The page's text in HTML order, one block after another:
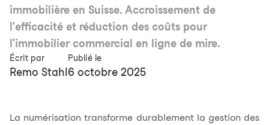
immobilière en Suisse. Accroissement de
l'efficacité et réduction des coûts pour
l'immobilier commercial en ligne de mire.
Écrit par
Remo Stahl
Publié le
6 octobre 2025
La numérisation transforme durablement la gestion des